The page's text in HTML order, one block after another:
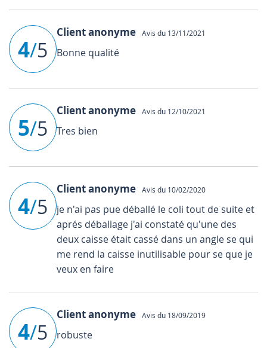
4/5
Client anonyme Avis du 13/11/2021
Bonne qualité
5/5
Client anonyme Avis du 12/10/2021
Tres bien
4/5
Client anonyme Avis du 10/02/2020
je n'ai pas pue déballé le coli tout de suite et
aprés déballage j'ai constaté qu'une des
deux caisse était cassé dans un angle se qui
me rend la caisse inutilisable pour se que je
veux en faire
4/5
Client anonyme Avis du 18/09/2019
robuste